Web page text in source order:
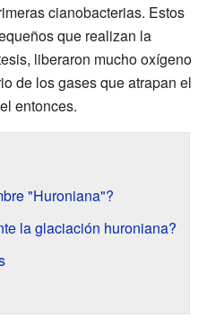
cianobacterias. Estos
que realizan la
liberaron mucho oxígeno
de los gases que atrapan el
entonces.
"Huroniana"?
la glaciación huroniana?